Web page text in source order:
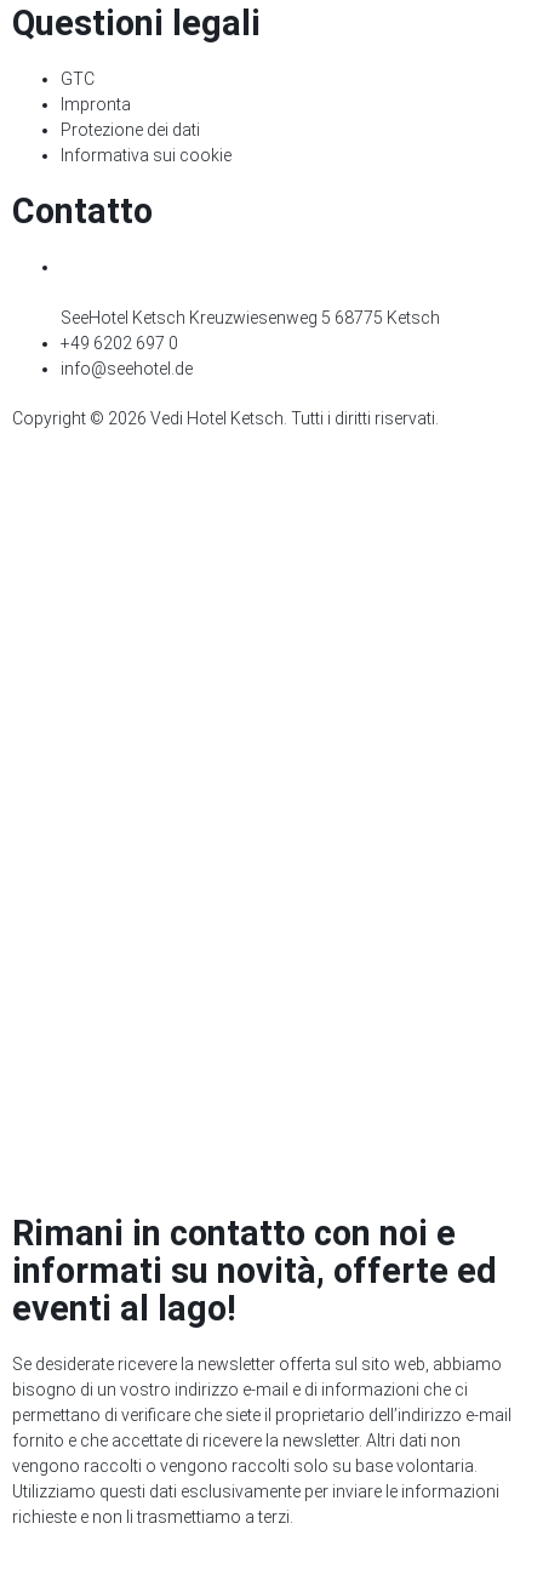
Questioni legali
GTC
Impronta
Protezione dei dati
Informativa sui cookie
Contatto
SeeHotel Ketsch Kreuzwiesenweg 5 68775 Ketsch
+49 6202 697 0
info@seehotel.de
Copyright © 2026 Vedi Hotel Ketsch. Tutti i diritti riservati.
Rimani in contatto con noi e
informati su novità, offerte ed
eventi al lago!
Se desiderate ricevere la newsletter offerta sul sito web, abbiamo
bisogno di un vostro indirizzo e-mail e di informazioni che ci
permettano di verificare che siete il proprietario dell’indirizzo e-mail
fornito e che accettate di ricevere la newsletter. Altri dati non
vengono raccolti o vengono raccolti solo su base volontaria.
Utilizziamo questi dati esclusivamente per inviare le informazioni
richieste e non li trasmettiamo a terzi.